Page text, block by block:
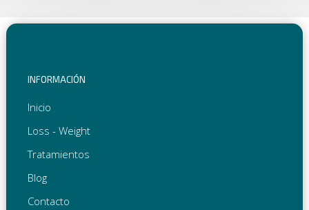
INFORMACIÓN
Inicio
Loss - Weight
Tratamientos
Blog
Contacto